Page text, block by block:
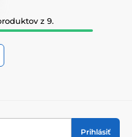
z 9.
Prihlásiť